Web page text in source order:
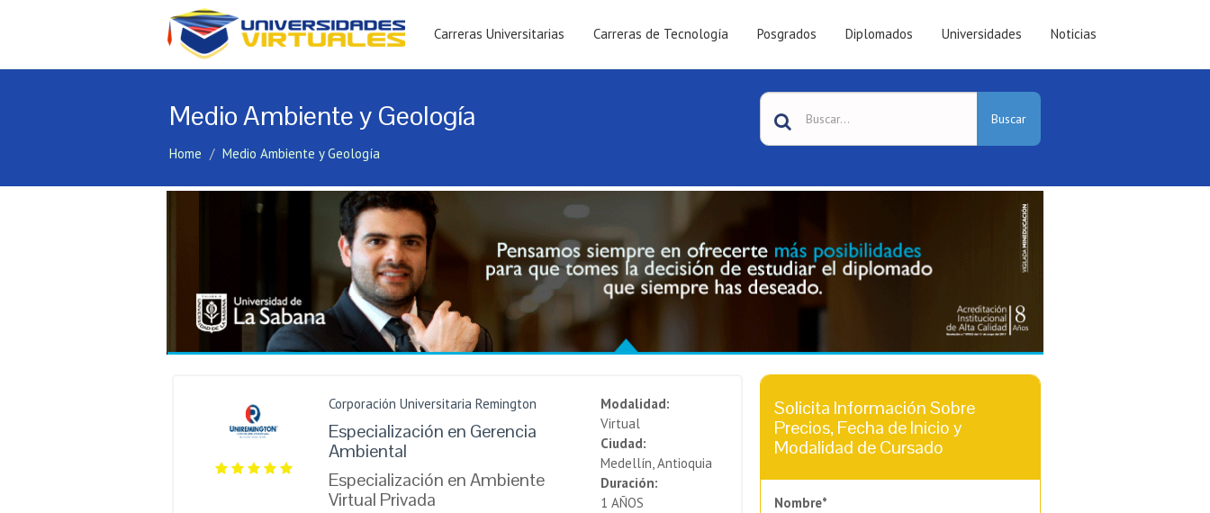
Carreras Universitarias Carreras de Tecnología Posgrados Diplomados Universidades Noticias
Medio Ambiente y Geología
Home Medio Ambiente y Geología
Buscar
Corporación Universitaria Remington
Especialización en Gerencia
Ambiental
Especialización en Ambiente
Virtual Privada
Modalidad:
Virtual
Ciudad:
Medellín, Antioquia
Duración:
1 AÑOS
Solicita Información Sobre
Precios, Fecha de Inicio y
Modalidad de Cursado
Nombre*